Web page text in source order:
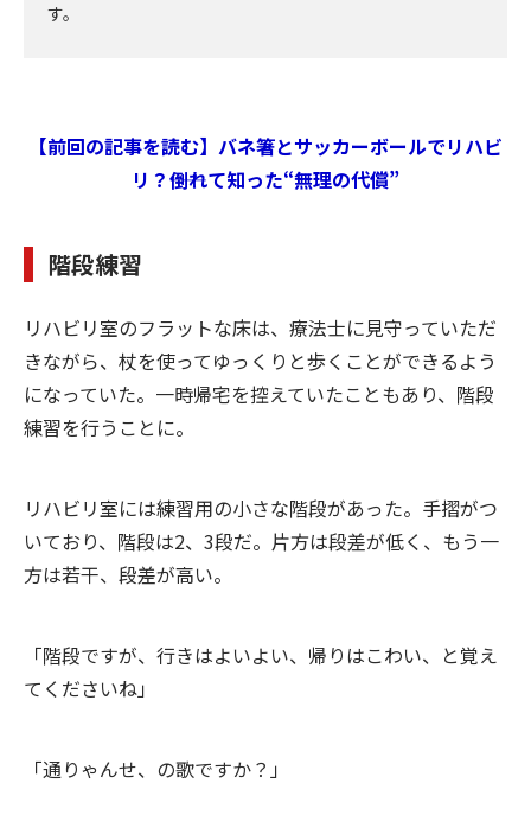
す。
【前回の記事を読む】バネ箸とサッカーボールでリハビ
リ？――倒れて知った“無理の代償”
階段練習
リハビリ室のフラットな床は、療法士に見守っていただ
きながら、杖を使ってゆっくりと歩くことができるよう
になっていた。一時帰宅を控えていたこともあり、階段
練習を行うことに。
リハビリ室には練習用の小さな階段があった。手摺がつ
いており、階段は2、3段だ。片方は段差が低く、もう一
方は若干、段差が高い。
「階段ですが、行きはよいよい、帰りはこわい、と覚え
てくださいね」
「通りゃんせ、の歌ですか？」